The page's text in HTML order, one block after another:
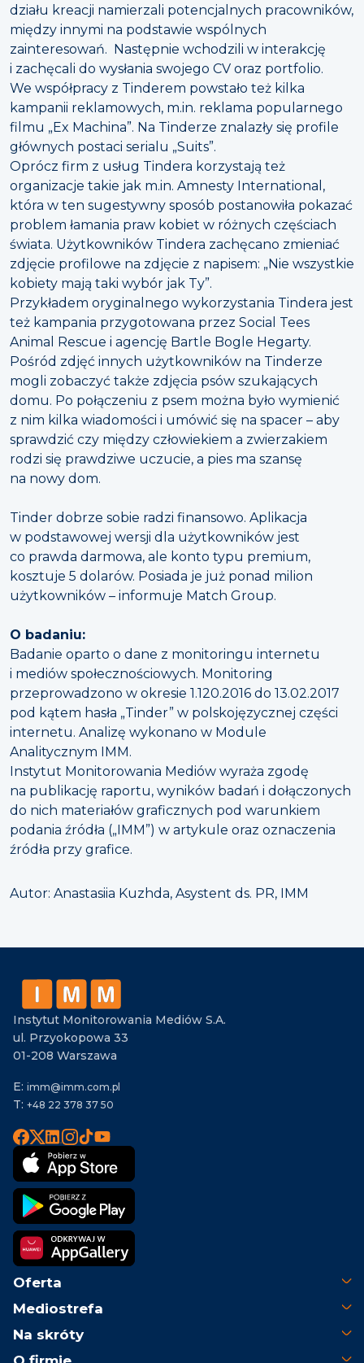
działu kreacji namierzali potencjalnych pracowników,
między innymi na podstawie wspólnych
zainteresowań. Następnie wchodzili w interakcję
i zachęcali do wysłania swojego CV oraz portfolio.
We współpracy z Tinderem powstało też kilka
kampanii reklamowych, m.in. reklama popularnego
filmu „Ex Machina”. Na Tinderze znalazły się profile
głównych postaci serialu „Suits”.
Oprócz firm z usług Tindera korzystają też
organizacje takie jak m.in. Amnesty International,
która w ten sugestywny sposób postanowiła pokazać
problem łamania praw kobiet w różnych częściach
świata. Użytkowników Tindera zachęcano zmieniać
zdjęcie profilowe na zdjęcie z napisem: „Nie wszystkie
kobiety mają taki wybór jak Ty”.
Przykładem oryginalnego wykorzystania Tindera jest
też kampania przygotowana przez Social Tees
Animal Rescue i agencję Bartle Bogle Hegarty.
Pośród zdjęć innych użytkowników na Tinderze
mogli zobaczyć także zdjęcia psów szukających
domu. Po połączeniu z psem można było wymienić
z nim kilka wiadomości i umówić się na spacer – aby
sprawdzić czy między człowiekiem a zwierzakiem
rodzi się prawdziwe uczucie, a pies ma szansę
na nowy dom.
Tinder dobrze sobie radzi finansowo. Aplikacja
w podstawowej wersji dla użytkowników jest
co prawda darmowa, ale konto typu premium,
kosztuje 5 dolarów. Posiada je już ponad milion
użytkowników – informuje Match Group.
O badaniu:
Badanie oparto o dane z monitoringu internetu
i mediów społecznościowych. Monitoring
przeprowadzono w okresie 1.120.2016 do 13.02.2017
pod kątem hasła „Tinder” w polskojęzycznej części
internetu. Analizę wykonano w Module
Analitycznym IMM.
Instytut Monitorowania Mediów wyraża zgodę
na publikację raportu, wyników badań i dołączonych
do nich materiałów graficznych pod warunkiem
podania źródła („IMM”) w artykule oraz oznaczenia
źródła przy grafice.
Autor: Anastasiia Kuzhda, Asystent ds. PR, IMM
Instytut Monitorowania Mediów S.A.
ul. Przyokopowa 33
01-208 Warszawa
E: imm@imm.com.pl
T: +48 22 378 37 50
Oferta
Mediostrefa
Na skróty